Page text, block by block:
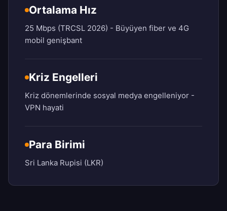
Ortalama Hız
25 Mbps (TRCSL 2026) - Büyüyen fiber ve 4G
mobil genişbant
Kriz Engelleri
Kriz dönemlerinde sosyal medya engelleniyor -
VPN hayati
Para Birimi
Sri Lanka Rupisi (LKR)